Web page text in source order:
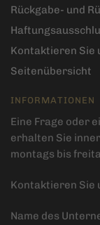
Rückgabe- und
Kontaktieren Sie
Seitenübersicht
INFORMATIONEN
Eine Frage oder
erhalten Sie
montags bis
Kontaktieren Sie
Name des